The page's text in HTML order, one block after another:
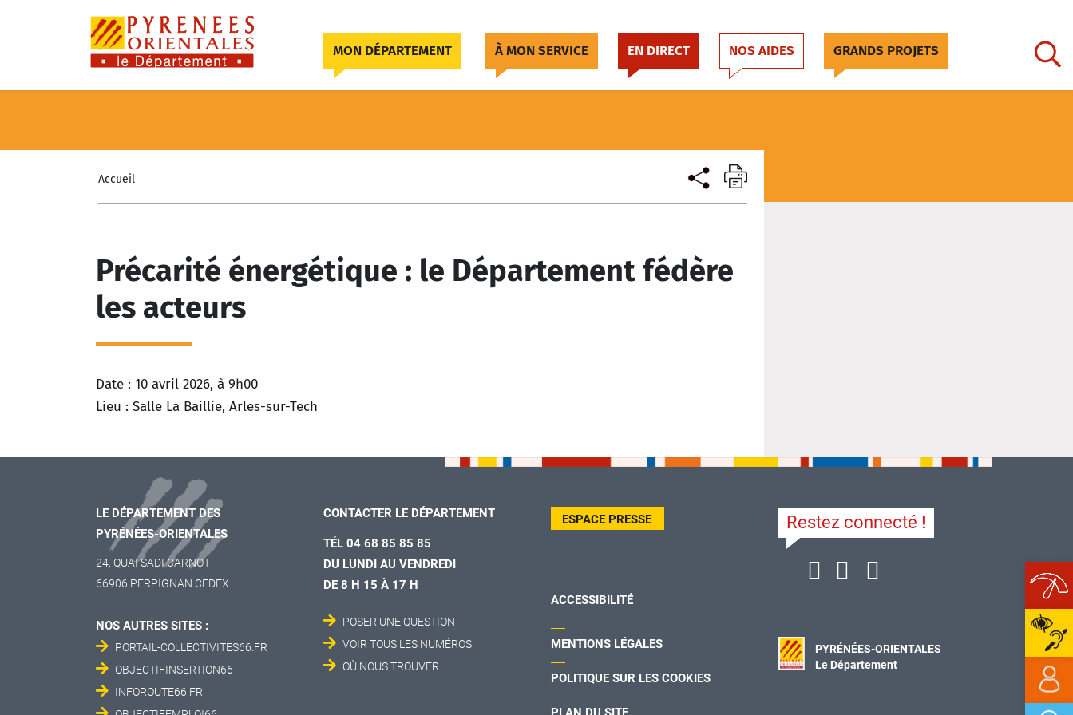
MON DÉPARTEMENT À MON SERVICE EN DIRECT NOS AIDES GRANDS PROJETS
Accueil
Précarité énergétique : le Département fédère
les acteurs
Date : 10 avril 2026, à 9h00
Lieu : Salle La Baillie, Arles-sur-Tech
LE DÉPARTEMENT DES
PYRÉNÉES-ORIENTALES
24, QUAI SADI CARNOT
66906 PERPIGNAN CEDEX
NOS AUTRES SITES :
PORTAIL-COLLECTIVITES66.FR
OBJECTIFINSERTION66
INFOROUTE66.FR
CONTACTER LE DÉPARTEMENT
TÉL 04 68 85 85 85
DU LUNDI AU VENDREDI
DE 8 H 15 À 17 H
POSER UNE QUESTION
VOIR TOUS LES NUMÉROS
OÙ NOUS TROUVER
ESPACE PRESSE
ACCESSIBILITÉ
MENTIONS LÉGALES
POLITIQUE SUR LES COOKIES
Restez connecté !
PYRÉNÉES-ORIENTALES
Le Département